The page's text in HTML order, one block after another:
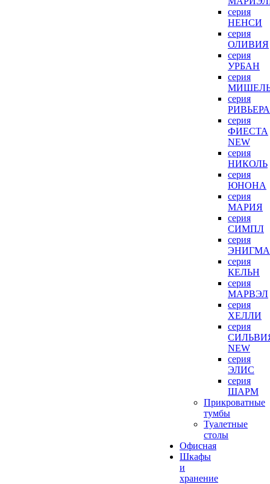
серия
НЕНСИ
серия
ОЛИВИЯ
серия
УРБАН
серия
серия
РИВЬЕРА
серия
ФИЕСТА
NEW
серия
НИКОЛЬ
серия
ЮНОНА
серия
МАРИЯ
серия
СИМПЛ
серия
ЭНИГМА
серия
КЕЛЬН
серия
МАРВЭЛ
серия
ХЕЛЛИ
серия
NEW
серия
ЭЛИС
серия
ШАРМ
Прикроватные
тумбы
Туалетные
столы
Офисная
Шкафы
и
хранение